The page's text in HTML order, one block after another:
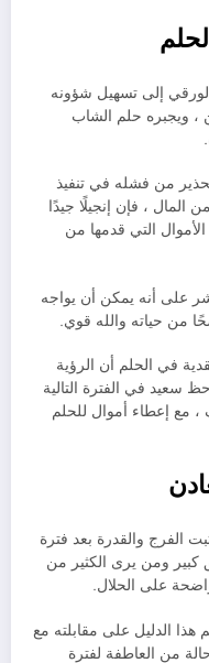
إلى تسهيل شؤونه
ويجبره حلم الشاب
من فشله في تنفيذ
المال ، فإن إنجيلًا جيدًا
التي قدمها من
على أنه يمكن أن يواجه
من حياته والله قوي.
في الحلم أن الرؤية
سعيد في الفترة التالية
مع إعطاء أموال للحلم
الفرج والقدرة بعد فترة
ومن يرى الكثير من
على الحلال.
هذا الدليل على مقابلته مع
من العاطفة لفترة